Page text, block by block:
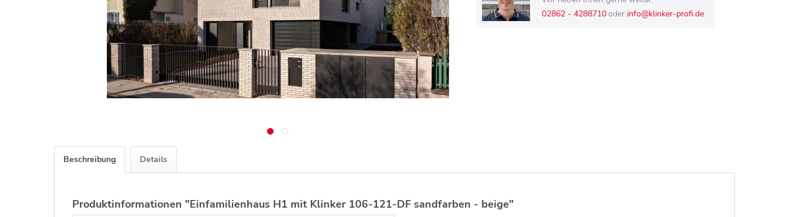
02862 - 4288710oder info@klinker-profi.de
Beschreibung Details
Produktinformationen "Einfamilienhaus H1 mit Klinker 106-121-DF sandfarben - beige"